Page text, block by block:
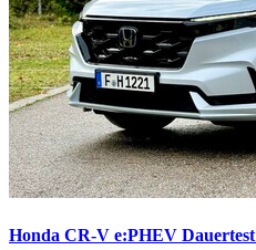
Honda CR-V e:PHEV Dauertest